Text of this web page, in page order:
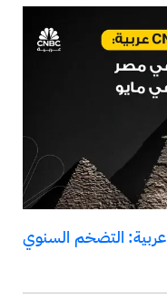
استطلاع خاص لـ CNBC عربية: التضخم السنوي